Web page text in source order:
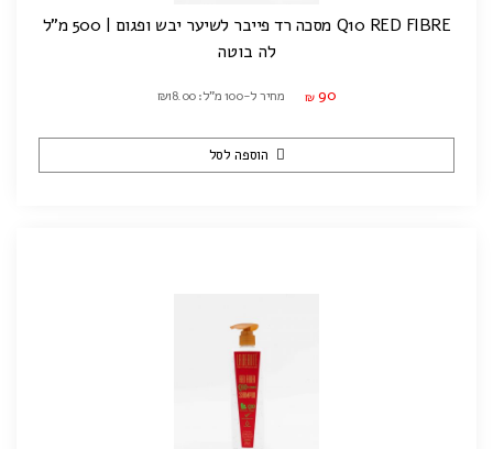
Q10 RED FIBRE מסכה רד פייבר לשיער יבש ופגום | 500 מ"ל
לה בוטה
₪ 90 מחיר ל-100 מ"ל: ₪18.00
הוספה לסל